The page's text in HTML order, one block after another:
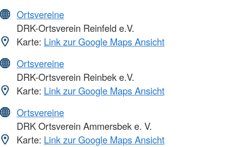
Ortsvereine
DRK-Ortsverein Reinfeld e.V.
Karte: Link zur Google Maps Ansicht
Ortsvereine
DRK-Ortsverein Reinbek e.V.
Karte: Link zur Google Maps Ansicht
Ortsvereine
DRK Ortsverein Ammersbek e. V.
Karte: Link zur Google Maps Ansicht